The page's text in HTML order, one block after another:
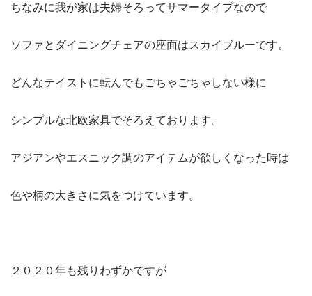
ちなみに我が家は夫婦そろってサマータイプなので
ソファとダイニングチェアの座面はスカイブルーです。
どんなテイストに転んでもごちゃごちゃしない様に
シンプルな北欧家具でそろえております。
アジアンやエスニック調のアイテムが欲しくなった時は
色や柄の大きさに気をつけています。
２０２０年も残りわずかですが